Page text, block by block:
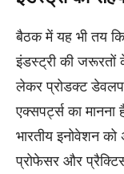
बैठक में यह भी तय
इंडस्ट्री की जरूरतों
लेकर प्रोडक्ट
एक्सपर्ट्स का
भारतीय इनोवेशन को
प्रोफेसर और